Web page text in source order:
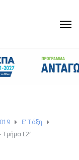
Ε' Τάξη
Ε2′